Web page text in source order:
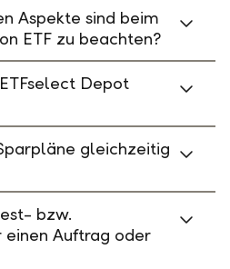
Aspekte sind beim
ETF zu beachten?
Depot
gleichzeitig
bzw.
Auftrag oder